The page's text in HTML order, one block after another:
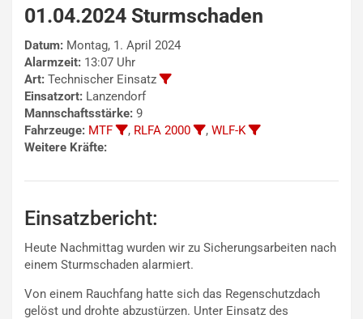
01.04.2024 Sturmschaden
Datum: Montag, 1. April 2024
Alarmzeit: 13:07 Uhr
Art: Technischer Einsatz
Einsatzort: Lanzendorf
Mannschaftsstärke: 9
Fahrzeuge: MTF , RLFA 2000 , WLF-K
Weitere Kräfte:
Einsatzbericht:
Heute Nachmittag wurden wir zu Sicherungsarbeiten nach
einem Sturmschaden alarmiert.
Von einem Rauchfang hatte sich das Regenschutzdach
gelöst und drohte abzustürzen. Unter Einsatz des